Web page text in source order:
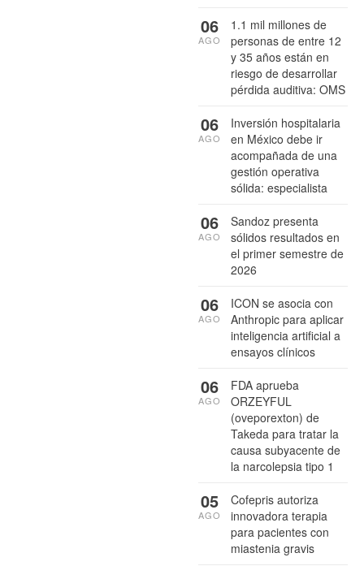
1.1 mil millones de
personas de entre 12
y 35 años están en
riesgo de desarrollar
pérdida auditiva: OMS
06
AGO
Inversión hospitalaria
en México debe ir
acompañada de una
gestión operativa
sólida: especialista
06
AGO
Sandoz presenta
sólidos resultados en
el primer semestre de
2026
06
AGO
ICON se asocia con
Anthropic para aplicar
inteligencia artificial a
ensayos clínicos
06
AGO
FDA aprueba
ORZEYFUL
(oveporexton) de
Takeda para tratar la
causa subyacente de
la narcolepsia tipo 1
06
AGO
Cofepris autoriza
innovadora terapia
para pacientes con
miastenia gravis
05
AGO